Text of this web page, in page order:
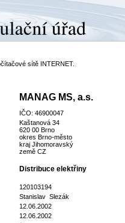
sítě INTERNET.
MANAG MS, a.s.
IČO: 46900047
Kaštanová 34
620 00 Brno
okres Brno-město
kraj Jihomoravský
země CZ
Distribuce elektřiny
120103194
Stanislav Slezák
12.06.2002
12.06.2002